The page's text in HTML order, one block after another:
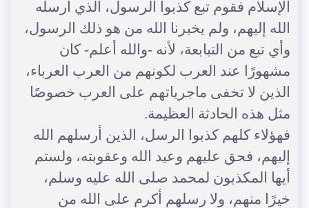
الإسلام فقوم تبع كذبوا الرسول، الذي أرسله
الله إليهم، ولم يخبرنا الله من هو ذلك الرسول،
وأي تبع من التبابعة، لأنه -والله أعلم- كان
مشهورًا عند العرب لكونهم من العرب العرباء،
الذين لا تخفى ماجرياتهم على العرب خصوصًا
مثل هذه الحادثة العظيمة.
فهؤلاء كلهم كذبوا الرسل، الذين أرسلهم الله
إليهم، فحق عليهم وعيد الله وعقوبته، ولستم
أيها المكذبون لمحمد صلى الله عليه وسلم،
خيرًا منهم، ولا رسلهم أكرم على الله من